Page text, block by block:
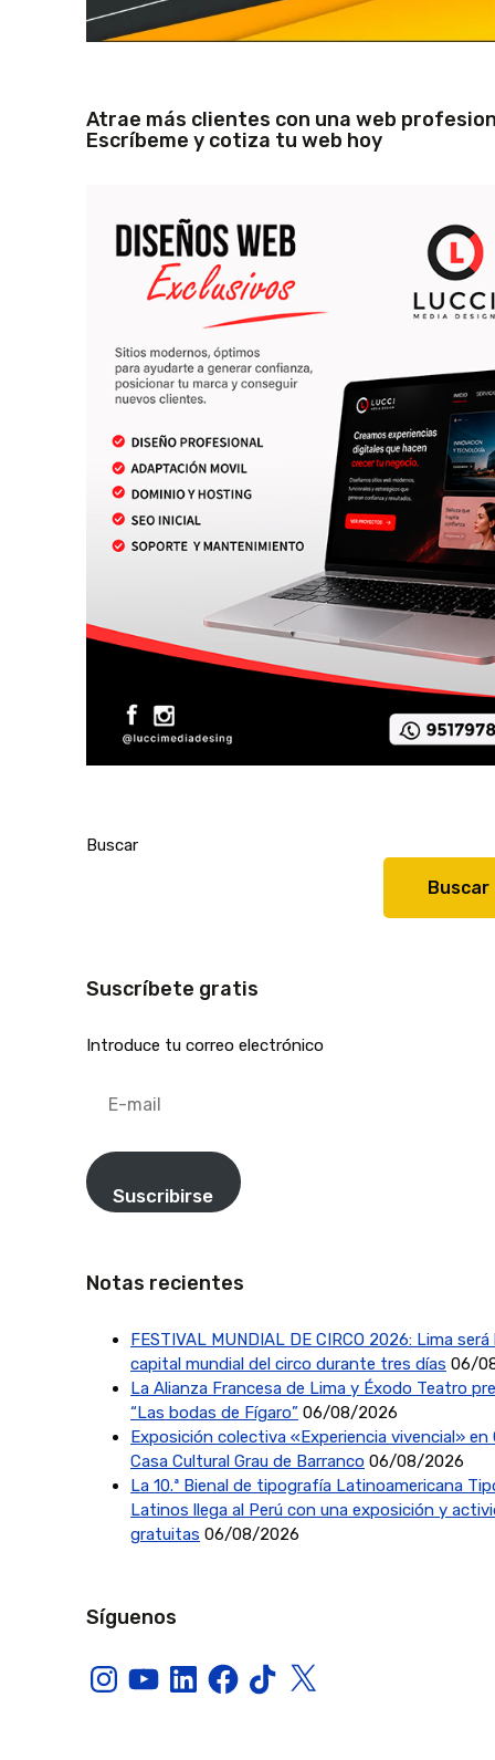
Atrae más clientes con una web
Escríbeme y cotiza tu web hoy
Buscar
Buscar
Suscríbete gratis
Introduce tu correo electrónico
mail
Suscribirse
Notas recientes
FESTIVAL MUNDIAL DE CIRCO 2026: Lima será
capital mundial del circo durante tres días 06/
La Alianza Francesa de Lima y Éxodo Teatro
“Las bodas de Fígaro” 06/08/2026
Exposición colectiva «Experiencia vivencial» en
Casa Cultural Grau de Barranco 06/08/2026
La 10.ª Bienal de tipografía Latinoamericana
Latinos llega al Perú con una exposición y
gratuitas 06/08/2026
Síguenos
InstagramYouTubeLinkedInFacebook
TikTokX